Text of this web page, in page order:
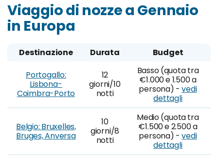
Viaggio di nozze a Gennaio
in Europa
Destinazione Durata
Budget
Portogallo:
Lisbona-
Coimbra-Porto
12
giorni/10
notti
Basso (quota tra
€1.000 e 1.500 a
persona) -vedi
dettagli
Belgio: Bruxelles,
Bruges, Anversa
10
giorni/8
notti
Medio (quota tra
€1.500 e 2.500 a
persona) -vedi
dettagli